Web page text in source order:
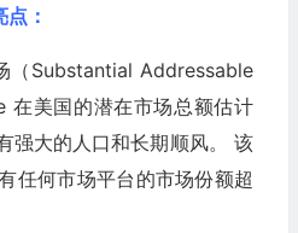
：
（Substantial Addressable
在美国的潜在市场总额估计
强大的人口和长期顺风。 该
任何市场平台的市场份额超